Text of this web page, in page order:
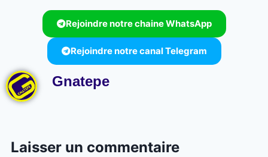
Rejoindre notre chaine WhatsApp
Rejoindre notre canal Telegram
Gnatepe
Laisser un commentaire